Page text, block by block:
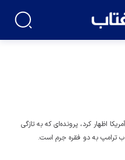
اظهار کرد، پرونده‌ای که به تازگی
ترامپ به دو فقره جرم است.